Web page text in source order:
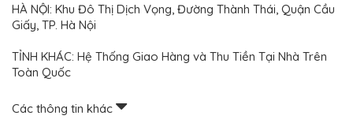
HÀ NỘI: Khu Đô Thị Dịch Vọng, Đường Thành Thái, Quận Cầu
Giấy, TP. Hà Nội
TỈNH KHÁC: Hệ Thống Giao Hàng và Thu Tiền Tại Nhà Trên
Toàn Quốc
Các thông tin khác